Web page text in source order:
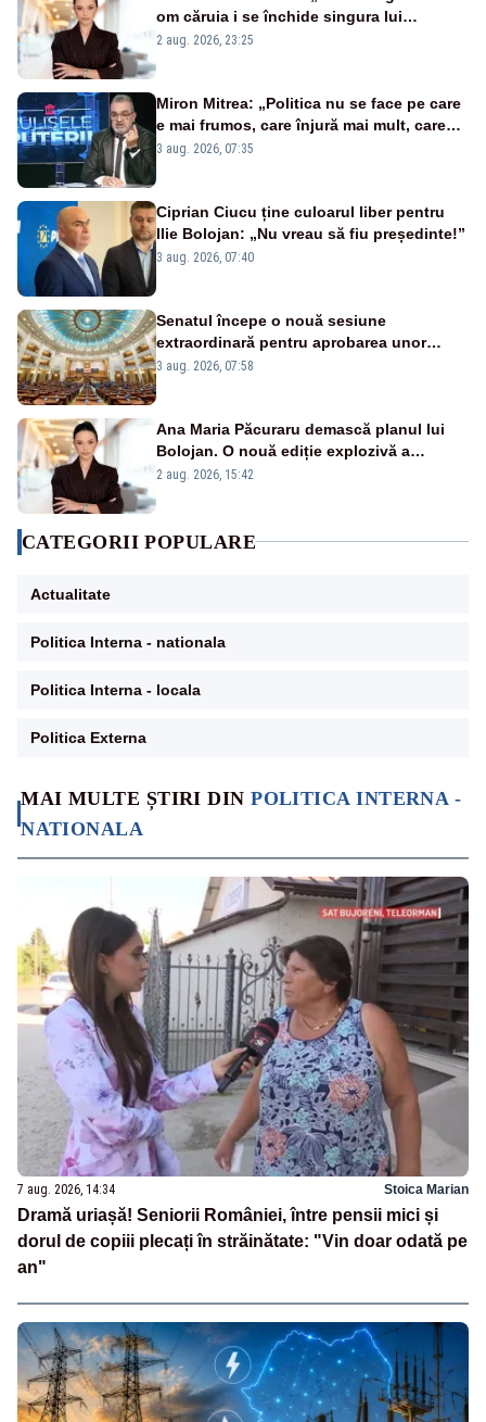
MAI MULTE ȘTIRI DINPOLITICA INTERNA -
NATIONALA
7 aug. 2026, 14:34 Stoica Marian
Dramă uriașă! Seniorii României, între pensii mici și
dorul de copiii plecați în străinătate: "Vin doar odată pe
an"
om căruia i se închide singura lui
portiță?”
2 aug. 2026, 23:25
Miron Mitrea: „Politica nu se face pe care
e mai frumos, care înjură mai mult, care
țipă mai tare, ci pe proiecte”
3 aug. 2026, 07:35
Ciprian Ciucu ține culoarul liber pentru
Ilie Bolojan: „Nu vreau să fiu președinte!”
3 aug. 2026, 07:40
Senatul începe o nouă sesiune
extraordinară pentru aprobarea unor
jaloane din PNRR
3 aug. 2026, 07:58
Ana Maria Păcuraru demască planul lui
Bolojan. O nouă ediție explozivă a
emisiunii „Miza Zilei” la Realitatea PLUS
2 aug. 2026, 15:42
CATEGORII POPULARE
Actualitate
Politica Interna - nationala
Politica Interna - locala
Politica Externa